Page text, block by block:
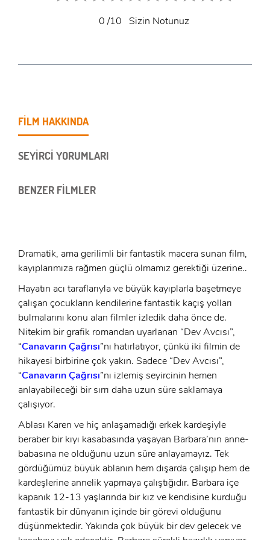
x
0/10 Sizin Notunuz
FİLM HAKKINDA
SEYİRCİ YORUMLARI
BENZER FİLMLER
Dramatik, ama gerilimli bir fantastik macera sunan film,
kayıplarımıza rağmen güçlü olmamız gerektiği üzerine..
Hayatın acı taraflarıyla ve büyük kayıplarla başetmeye
çalışan çocukların kendilerine fantastik kaçış yolları
bulmalarını konu alan filmler izledik daha önce de.
Nitekim bir grafik romandan uyarlanan “Dev Avcısı”,
“Canavarın Çağrısı”nı hatırlatıyor, çünkü iki filmin de
hikayesi birbirine çok yakın. Sadece “Dev Avcısı”,
“Canavarın Çağrısı”nı izlemiş seyircinin hemen
anlayabileceği bir sırrı daha uzun süre saklamaya
çalışıyor.
Ablası Karen ve hiç anlaşamadığı erkek kardeşiyle
beraber bir kıyı kasabasında yaşayan Barbara’nın anne-
babasına ne olduğunu uzun süre anlayamayız. Tek
gördüğümüz büyük ablanın hem dışarda çalışıp hem de
kardeşlerine annelik yapmaya çalıştığıdır. Barbara içe
kapanık 12-13 yaşlarında bir kız ve kendisine kurduğu
fantastik bir dünyanın içinde bir görevi olduğunu
düşünmektedir. Yakında çok büyük bir dev gelecek ve